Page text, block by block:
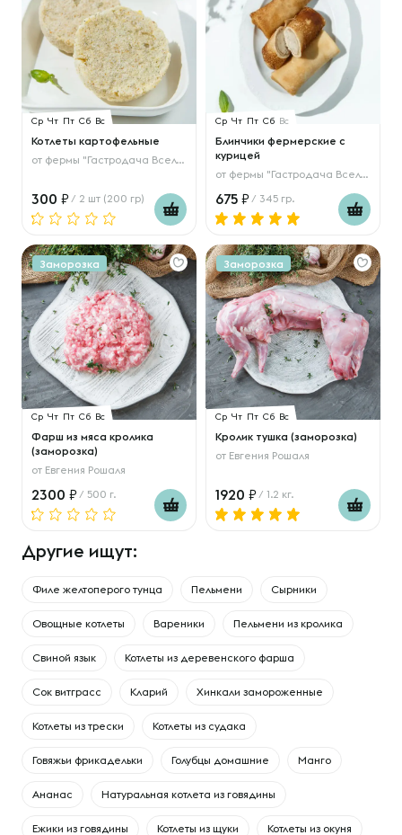
Ср Чт Пт Сб Вс
Котлеты картофельные
от фермы "Гастродача Вселуг"
300 / 2 шт (200 гр)
Ср Чт Пт Сб Вс
Блинчики фермерские с
курицей
от фермы "Гастродача Вселуг"
675 / 345 гр.
Заморозка
Ср Чт Пт Сб Вс
Фарш из мяса кролика
(заморозка)
от Евгения Рошаля
2300 / 500 г.
Заморозка
Ср Чт Пт Сб Вс
Кролик тушка (заморозка)
от Евгения Рошаля
1920 / 1.2 кг.
Другие ищут:
Филе желтоперого тунца Пельмени Сырники
Овощные котлеты Вареники Пельмени из кролика
Свиной язык Котлеты из деревенского фарша
Сок витграсс Кларий Хинкали замороженные
Котлеты из трески Котлеты из судака
Говяжьи фрикадельки Голубцы домашние Манго
Ананас Натуральная котлета из говядины
Ежики из говядины Котлеты из щуки Котлеты из окуня